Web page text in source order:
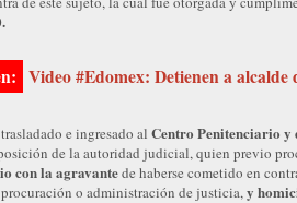
Video #Edomex: Detienen a
e ingresado al Centro Penitenciario y
de la autoridad judicial, quien previo
con la agravantede haberse cometido en
o administración de justicia,y